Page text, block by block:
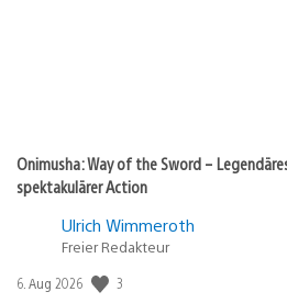
Onimusha: Way of the Sword –
spektakulärer Action
Ulrich Wimmeroth
Freier Redakteur
Veröffentlichungsdatum:
6. Aug 2026 3